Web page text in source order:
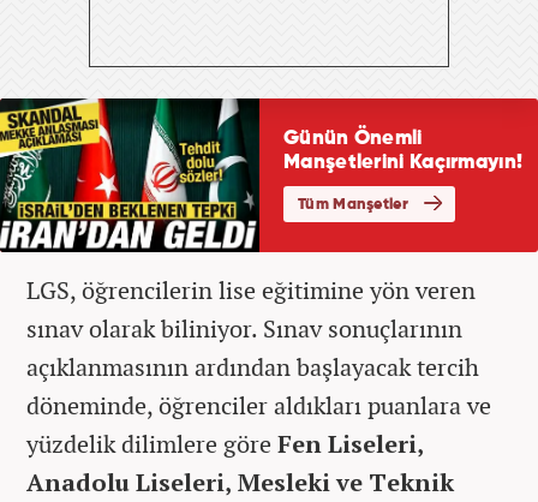
LGS, öğrencilerin lise eğitimine yön veren
sınav olarak biliniyor. Sınav sonuçlarının
açıklanmasının ardından başlayacak tercih
döneminde, öğrenciler aldıkları puanlara ve
yüzdelik dilimlere göre Fen Liseleri,
Anadolu Liseleri, Mesleki ve Teknik